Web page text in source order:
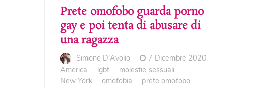
Prete omofobo guarda porno
gay e poi tenta di abusare di
una ragazza
Simone D'Avolio
7 Dicembre 2020
America
lgbt
molestie sessuali
New York
omofobia prete omofobo